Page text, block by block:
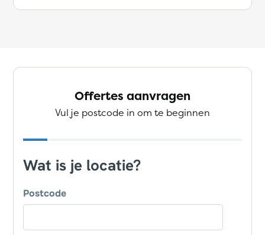
Offertes aanvragen
Vul je postcode in om te beginnen